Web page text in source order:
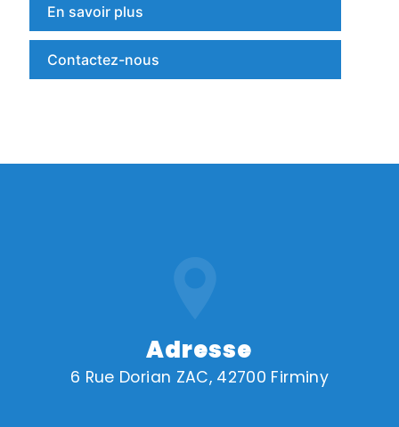
En savoir plus
Contactez-nous
Adresse
6 Rue Dorian ZAC, 42700 Firminy